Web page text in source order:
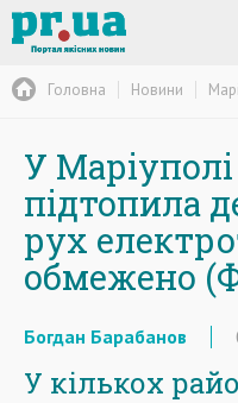
Головна Новини
У
підтопила
рух
обмежено
Богдан Барабанов
У кількох